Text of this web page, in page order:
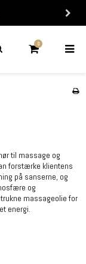
0
til massage og
forstærke klientens
på sanserne, og
og
massageolie for
energi.